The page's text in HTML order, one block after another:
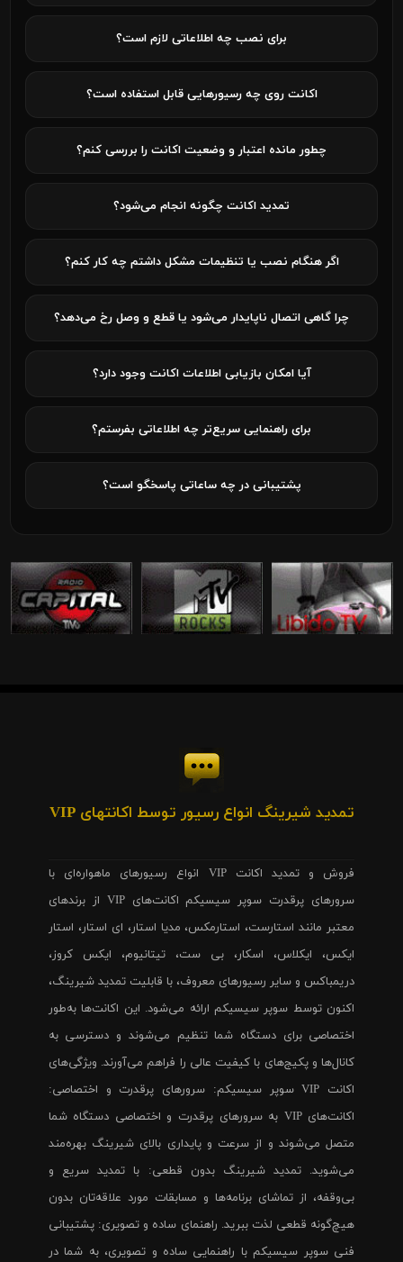
برای نصب چه اطلاعاتی لازم است؟
اکانت روی چه رسیورهایی قابل استفاده است؟
چطور مانده اعتبار و وضعیت اکانت را بررسی کنم؟
تمدید اکانت چگونه انجام می‌شود؟
اگر هنگام نصب یا تنظیمات مشکل داشتم چه کار کنم؟
چرا گاهی اتصال ناپایدار می‌شود یا قطع و وصل رخ می‌دهد؟
آیا امکان بازیابی اطلاعات اکانت وجود دارد؟
برای راهنمایی سریع‌تر چه اطلاعاتی بفرستم؟
پشتیبانی در چه ساعاتی پاسخگو است؟
تمدید شیرینگ انواع رسیور توسط اکانتهای VIP
فروش و تمدید اکانت VIP انواع رسیورهای ماهواره‌ای با
سرورهای پرقدرت سوپر سیسیکم اکانت‌های VIP از برندهای
معتبر مانند استارست، استارمکس، مدیا استار، ای استار، استار
ایکس، ایکلاس، اسکار، بی ست، تیتانیوم، ایکس کروز،
دریمباکس و سایر رسیورهای معروف، با قابلیت تمدید شیرینگ،
اکنون توسط سوپر سیسیکم ارائه می‌شود. این اکانت‌ها به‌طور
اختصاصی برای دستگاه شما تنظیم می‌شوند و دسترسی به
کانال‌ها و پکیج‌های با کیفیت عالی را فراهم می‌آورند. ویژگی‌های
اکانت VIP سوپر سیسیکم: سرورهای پرقدرت و اختصاصی:
اکانت‌های VIP به سرورهای پرقدرت و اختصاصی دستگاه شما
متصل می‌شوند و از سرعت و پایداری بالای شیرینگ بهره‌مند
می‌شوید. تمدید شیرینگ بدون قطعی: با تمدید سریع و
بی‌وقفه، از تماشای برنامه‌ها و مسابقات مورد علاقه‌تان بدون
هیچ‌گونه قطعی لذت ببرید. راهنمای ساده و تصویری: پشتیبانی
فنی سوپر سیسیکم با راهنمایی ساده و تصویری، به شما در